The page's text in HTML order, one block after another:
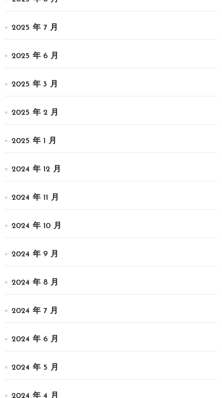
2025 年 7 月
2025 年 6 月
2025 年 3 月
2025 年 2 月
2025 年 1 月
2024 年 12 月
2024 年 11 月
2024 年 10 月
2024 年 9 月
2024 年 8 月
2024 年 7 月
2024 年 6 月
2024 年 5 月
2024 年 4 月